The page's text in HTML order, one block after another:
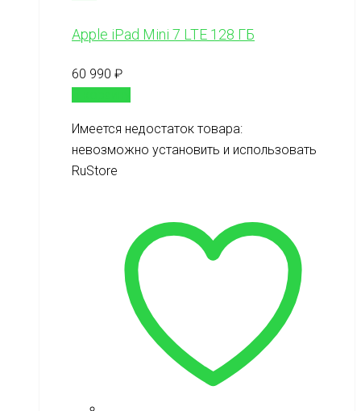
Apple iPad Mini 7 LTE 128 ГБ
60 990 ₽
Имеется недостаток товара:
невозможно установить и использовать
RuStore